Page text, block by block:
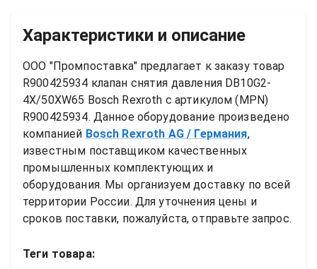
Характеристики и описание
ООО "Промпоставка" предлагает к заказу товар
R900425934 клапан снятия давления DB10G2-
4X/50XW65 Bosch Rexroth
R900425934. Данное оборудование произведено
компанией Bosch Rexroth AG / Германия,
известным поставщиком качественных
промышленных комплектующих и
оборудования. Мы организуем доставку по всей
территории России. Для уточнения цены и
сроков поставки, пожалуйста, отправьте запрос.
Теги товара: